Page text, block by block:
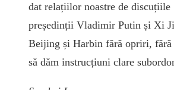
dat relațiilor noastre de discuțiile
președinții Vladimir Putin și Xi
Beijing și Harbin fără opriri, fără
să dăm instrucțiuni clare